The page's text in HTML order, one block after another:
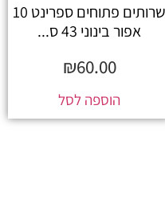
שרותים פתוחים ספרינט 10
אפור בינוני 43 ס...
₪60.00
הוספה לסל